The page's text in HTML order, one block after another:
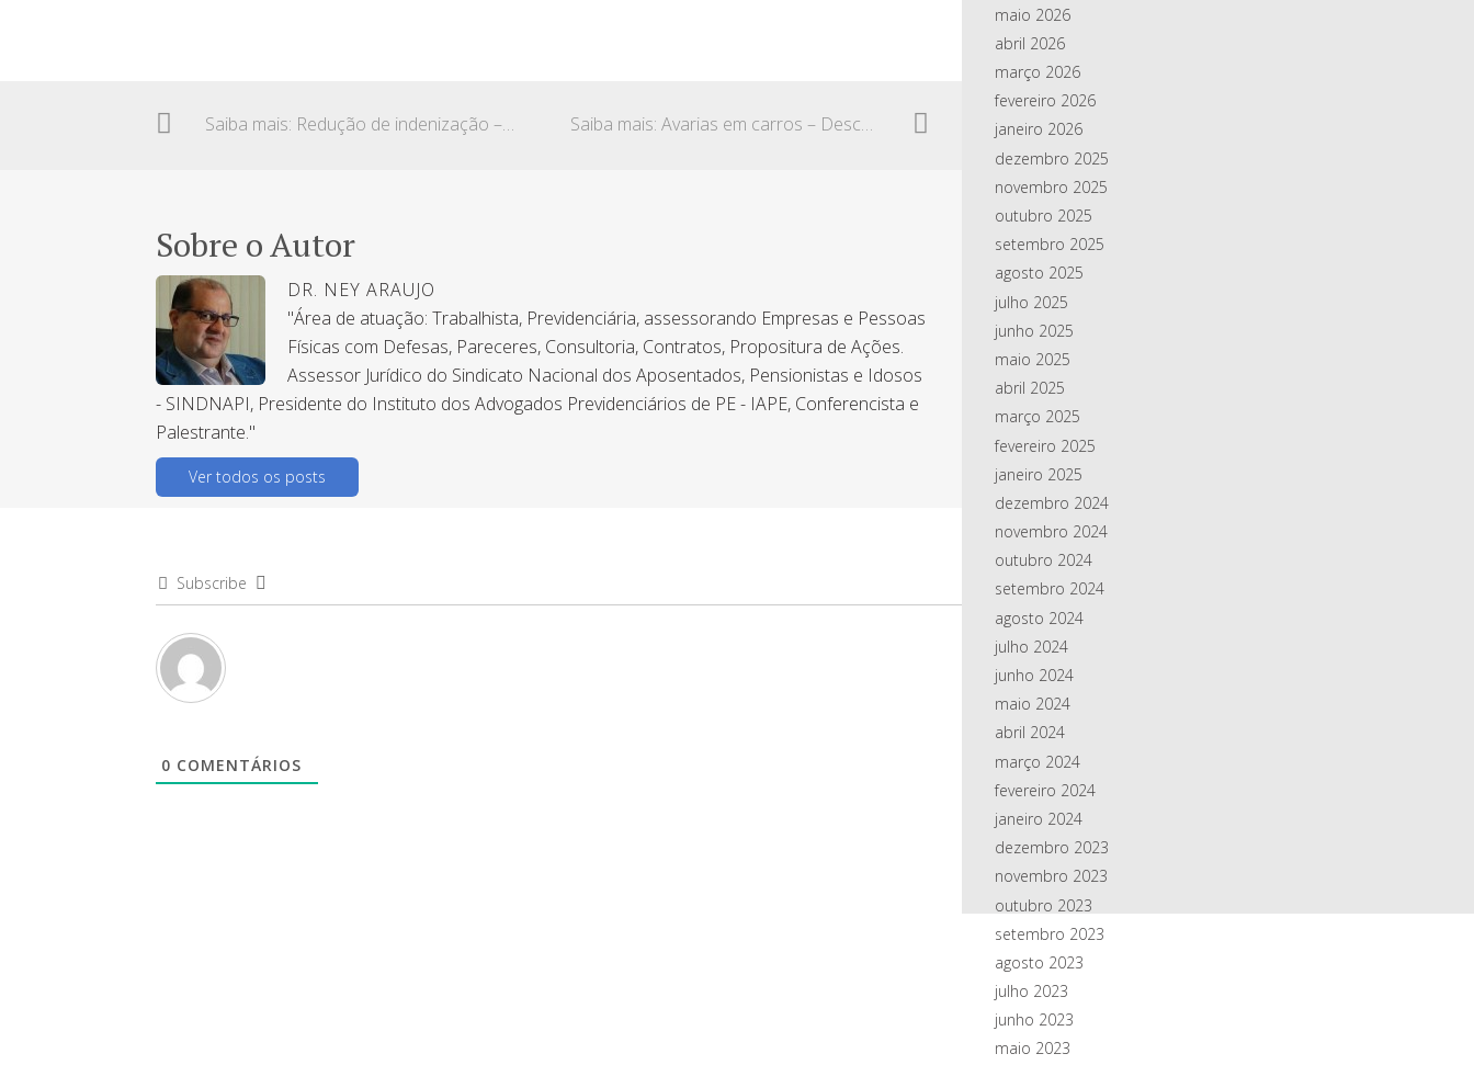
Saiba mais: Redução de indenização – TST Saiba mais: Avarias em carros – Desconto dos empregados
Sobre o Autor
DR. NEY ARAUJO
"Área de atuação: Trabalhista, Previdenciária, assessorando Empresas e Pessoas
Físicas com Defesas, Pareceres, Consultoria, Contratos, Propositura de Ações.
Assessor Jurídico do Sindicato Nacional dos Aposentados, Pensionistas e Idosos
- SINDNAPI, Presidente do Instituto dos Advogados Previdenciários de PE - IAPE, Conferencista e
Palestrante."
Ver todos os posts
Subscribe
0 COMENTÁRIOS
maio 2026
abril 2026
março 2026
fevereiro 2026
janeiro 2026
dezembro 2025
novembro 2025
outubro 2025
setembro 2025
agosto 2025
julho 2025
junho 2025
maio 2025
abril 2025
março 2025
fevereiro 2025
janeiro 2025
dezembro 2024
novembro 2024
outubro 2024
setembro 2024
agosto 2024
julho 2024
junho 2024
maio 2024
abril 2024
março 2024
fevereiro 2024
janeiro 2024
dezembro 2023
novembro 2023
outubro 2023
setembro 2023
agosto 2023
julho 2023
junho 2023
maio 2023